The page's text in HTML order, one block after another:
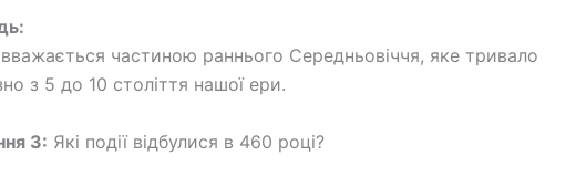
частиною раннього Середньовіччя, яке тривало
з 5 до 10 століття нашої ери.
3: Які події відбулися в 460 році?